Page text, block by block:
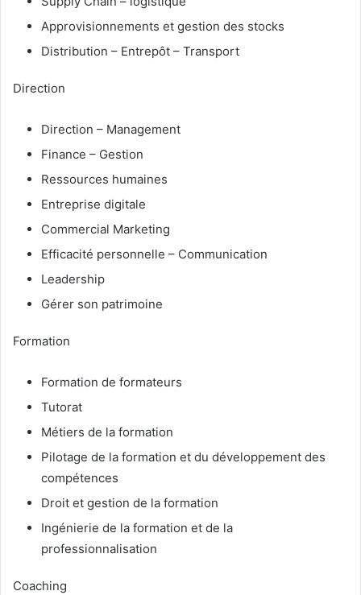
Approvisionnements et gestion des stocks
Distribution – Entrepôt – Transport
Direction
Direction – Management
Finance – Gestion
Ressources humaines
Entreprise digitale
Commercial Marketing
Efficacité personnelle – Communication
Leadership
Gérer son patrimoine
Formation
Formation de formateurs
Tutorat
Métiers de la formation
Pilotage de la formation et du développement des
compétences
Droit et gestion de la formation
Ingénierie de la formation et de la
professionnalisation
Coaching